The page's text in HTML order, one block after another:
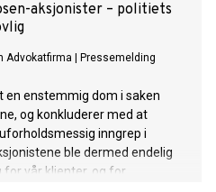
aksjonister – politiets
Advokatfirma Pressemelding
en enstemmig dom i saken
og konkluderer med at
inngrep i
ble dermed endelig
vår klienter, og for